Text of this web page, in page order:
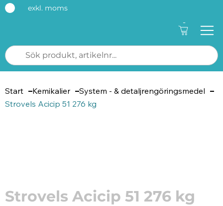
exkl. moms
-
Start Kemikalier
System - & detaljrengöringsmedel
Strovels Acicip 51 276 kg
Strovels Acicip 51 276 kg